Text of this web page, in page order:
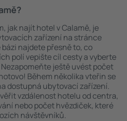
jak najít hotel v Calamě, je
zařízení na stránce
najdete přesně to, co
polí vepište cíl cesty a vyberte
ještě uvést počet
Během několika vteřin se
dostupná ubytovací zařízení.
vzdálenost hotelu od centra,
nebo počet hvězdiček, které
návštěvníků.